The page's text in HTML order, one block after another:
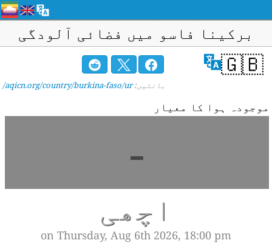
برکینا فاسو میں فضائی آلودگی
🇬🇧
بانٹیں:aqicn.org/country/burkina-faso/ur/
موجودہ ہوا کا معیار
-
اچھی
on Thursday, Aug 6th 2026, 18:00 pm